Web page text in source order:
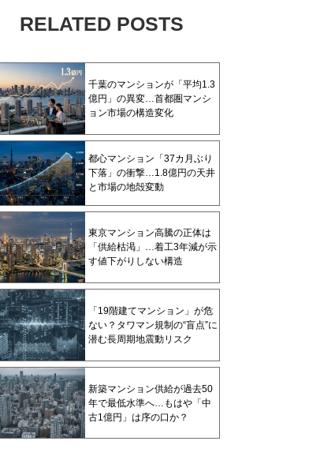
RELATED POSTS
千葉のマンションが「平均1.3
億円」の異変…首都圏マンシ
ョン市場の構造変化
都心マンション「37カ月ぶり
下落」の衝撃…1.8億円の天井
と市場の地殻変動
東京マンション高騰の正体は
「供給枯渇」…着工3年減が示
す値下がりしない構造
「19階建てマンション」が危
ない？タワマン規制の“盲点”に
潜む長周期地震動リスク
新築マンション供給が過去50
年で最低水準へ…もはや「中
古1億円」は序の口か？